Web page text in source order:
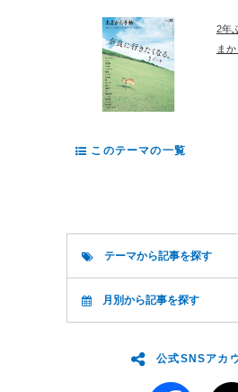
2年
ま
このテーマの一覧
テーマから記事を探す
月別から記事を探す
公式SNSアカ